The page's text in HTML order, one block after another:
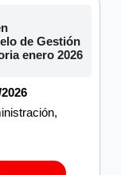
de Gestión
enero 2026